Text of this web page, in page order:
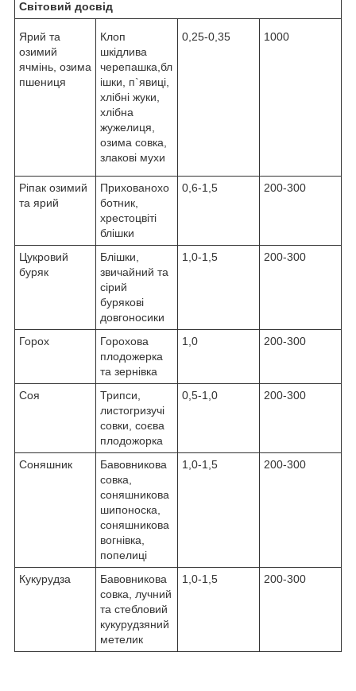
Світовий досвід
Ярий та
озимий
ячмінь, озима
пшениця
Клоп
шкідлива
черепашка,бл
ішки, п`явиці,
хлібні жуки,
хлібна
жужелиця,
озима совка,
злакові мухи
0,25-0,35 1000
Ріпак озимий
та ярий
Прихованохо
ботник,
хрестоцвіті
блішки
0,6-1,5 200-300
Цукровий
буряк
Блішки,
звичайний та
сірий
бурякові
довгоносики
1,0-1,5 200-300
Горох
Горохова
плодожерка
та зернівка
1,0 200-300
Соя
Трипси,
листогризучі
совки, соєва
плодожорка
0,5-1,0 200-300
Соняшник
Бавовникова
совка,
соняшникова
шипоноска,
соняшникова
вогнівка,
попелиці
1,0-1,5 200-300
Кукурудза
Бавовникова
совка, лучний
та стебловий
кукурудзяний
метелик
1,0-1,5 200-300